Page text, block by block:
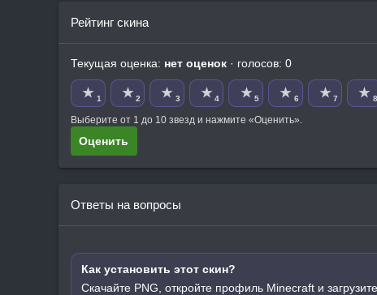
Рейтинг скина
Текущая оценка: нет оценок · голосов: 0
★ 1 ★ 2 ★ 3 ★ 4 ★ 5 ★ 6 ★ 7 ★ 8
Выберите от 1 до 10 звезд и нажмите «Оценить».
Оценить
Ответы на вопросы
Как установить этот скин?
Скачайте PNG, откройте профиль Minecraft и